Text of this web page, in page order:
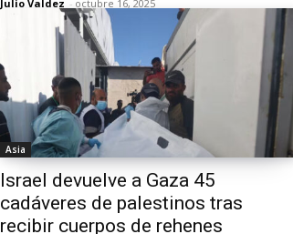
Julio Valdez - octubre 16, 2025
Asia
Israel devuelve a Gaza 45
cadáveres de palestinos tras
recibir cuerpos de rehenes